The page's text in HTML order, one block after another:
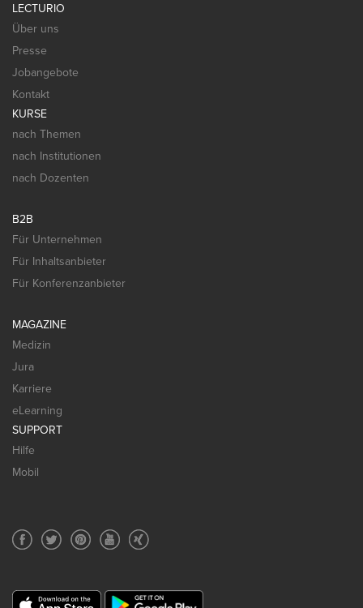
LECTURIO
Über uns
Presse
Jobangebote
Kontakt
KURSE
nach Themen
nach Institutionen
nach Dozenten
B2B
Für Unternehmen
Für Inhaltsanbieter
Für Konferenzanbieter
MAGAZINE
Medizin
Jura
Karriere
eLearning
SUPPORT
Hilfe
Mobil